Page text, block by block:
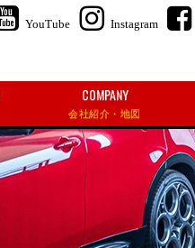
YouTube Instagram
COMPANY
会社紹介・地図